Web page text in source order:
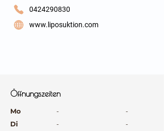
0424290830
www.liposuktion.com
Öffnungszeiten
Mo
-
-
Di
-
-